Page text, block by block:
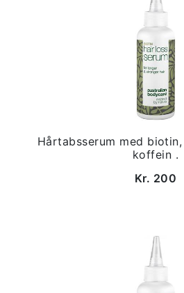
Hårtabsserum med
koffein .
Kr. 200